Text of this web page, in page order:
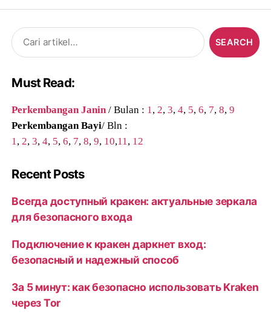
Search
for:
Must Read:
Perkembangan Janin/ Bulan : 1,2,3,4, 5,6, 7,8,9
Perkembangan Bayi/ Bln :
1,2,3,4, 5,6, 7,8,9, 10,11, 12
Recent Posts
Всегда доступный кракен: актуальные зеркала
для безопасного входа
Подключение к кракен даркнет вход:
безопасный и надежный способ
За 5 минут: как безопасно использовать Kraken
через Tor